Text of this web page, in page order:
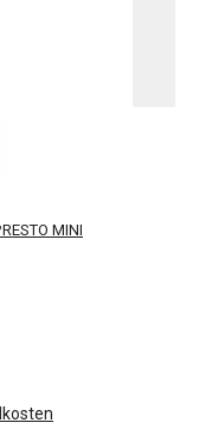
MINI